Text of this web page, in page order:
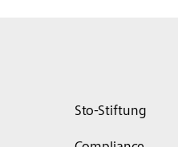
Sto-Stiftung